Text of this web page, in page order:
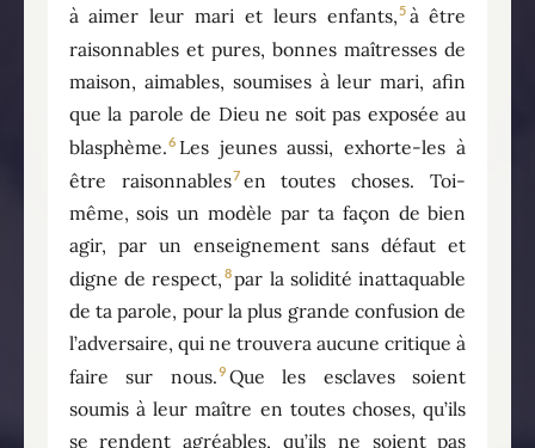
à aimer leur mari et leurs enfants,5 à être
raisonnables et pures, bonnes maîtresses de
maison, aimables, soumises à leur mari, afin
que la parole de Dieu ne soit pas exposée au
blasphème.6 Les jeunes aussi, exhorte-les à
être raisonnables7 en toutes choses. Toi-
même, sois un modèle par ta façon de bien
agir, par un enseignement sans défaut et
digne de respect, 8par la solidité inattaquable
de ta parole, pour la plus grande confusion de
l’adversaire, qui ne trouvera aucune critique à
faire sur nous.9 Que les esclaves soient
soumis à leur maître en toutes choses, qu’ils
se rendent agréables, qu’ils ne soient pas